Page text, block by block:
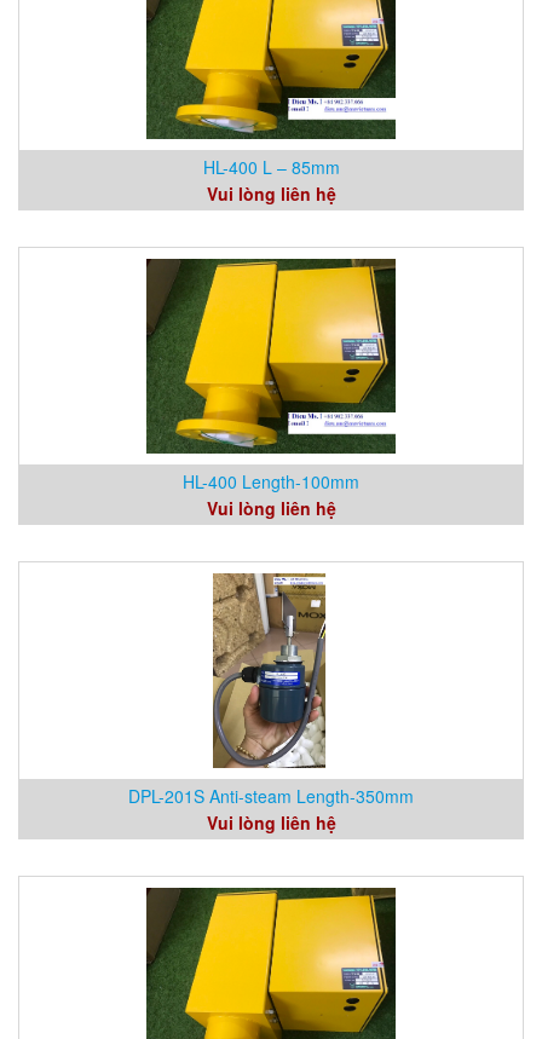
HL-400 L – 85mm
Vui lòng liên hệ
HL-400 Length-100mm
Vui lòng liên hệ
DPL-201S Anti-steam Length-350mm
Vui lòng liên hệ